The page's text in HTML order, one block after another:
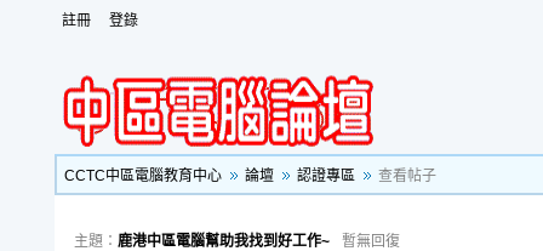
註冊 登錄
CCTC中區電腦教育中心 論壇 認證專區 查看帖子
主題： 鹿港中區電腦幫助我找到好工作~ 暫無回復